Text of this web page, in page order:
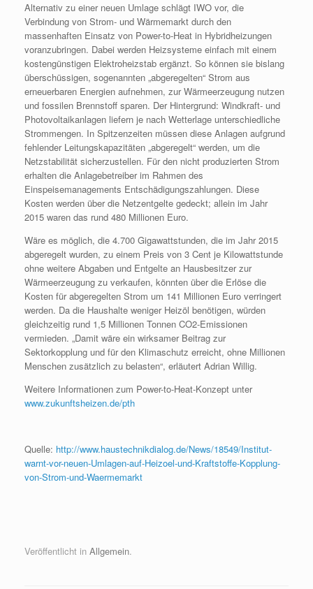
Alternativ zu einer neuen Umlage schlägt IWO vor, die
Verbindung von Strom- und Wärmemarkt durch den
massenhaften Einsatz von Power-to-Heat in Hybridheizungen
voranzubringen. Dabei werden Heizsysteme einfach mit einem
kostengünstigen Elektroheizstab ergänzt. So können sie bislang
überschüssigen, sogenannten „abgeregelten“ Strom aus
erneuerbaren Energien aufnehmen, zur Wärmeerzeugung nutzen
und fossilen Brennstoff sparen. Der Hintergrund: Windkraft- und
Photovoltaikanlagen liefern je nach Wetterlage unterschiedliche
Strommengen. In Spitzenzeiten müssen diese Anlagen aufgrund
fehlender Leitungskapazitäten „abgeregelt“ werden, um die
Netzstabilität sicherzustellen. Für den nicht produzierten Strom
erhalten die Anlagebetreiber im Rahmen des
Einspeisemanagements Entschädigungszahlungen. Diese
Kosten werden über die Netzentgelte gedeckt; allein im Jahr
2015 waren das rund 480 Millionen Euro.
Wäre es möglich, die 4.700 Gigawattstunden, die im Jahr 2015
abgeregelt wurden, zu einem Preis von 3 Cent je Kilowattstunde
ohne weitere Abgaben und Entgelte an Hausbesitzer zur
Wärmeerzeugung zu verkaufen, könnten über die Erlöse die
Kosten für abgeregelten Strom um 141 Millionen Euro verringert
werden. Da die Haushalte weniger Heizöl benötigen, würden
gleichzeitig rund 1,5 Millionen Tonnen CO2-Emissionen
vermieden. „Damit wäre ein wirksamer Beitrag zur
Sektorkopplung und für den Klimaschutz erreicht, ohne Millionen
Menschen zusätzlich zu belasten“, erläutert Adrian Willig.
Weitere Informationen zum Power-to-Heat-Konzept unter
www.zukunftsheizen.de/pth
Quelle: http://www.haustechnikdialog.de/News/18549/Institut-
warnt-vor-neuen-Umlagen-auf-Heizoel-und-Kraftstoffe-Kopplung-
von-Strom-und-Waermemarkt
Veröffentlicht in Allgemein.